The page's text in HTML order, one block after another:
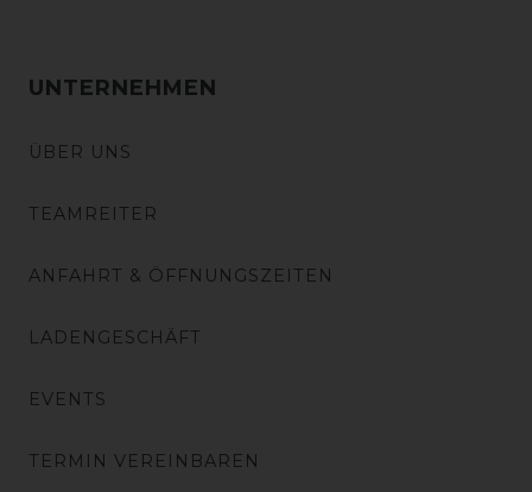
UNTERNEHMEN
ÜBER UNS
TEAMREITER
ANFAHRT & ÖFFNUNGSZEITEN
LADENGESCHÄFT
EVENTS
TERMIN VEREINBAREN